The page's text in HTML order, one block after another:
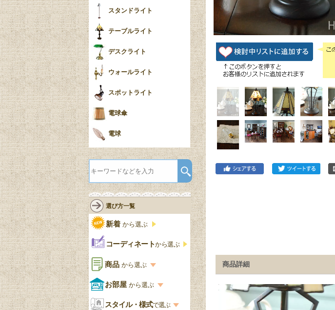
商品詳細
スタンドライト
テーブルライト
デスクライト
ウォールライト
スポットライト
電球傘
電球
選び方一覧
新着 から選ぶ
コーディネートから選ぶ
商品 から選ぶ
商品一覧を見る
収納家具
お部屋 から選ぶ
お部屋から選ぶ一覧
スタイル・様式で選ぶ